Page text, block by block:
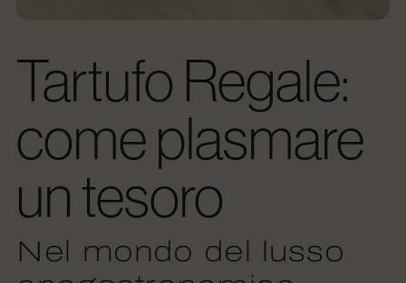
Tartufo Regale:
come plasmare
un tesoro
Nel mondo del lusso